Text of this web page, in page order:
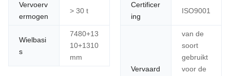
Vervoerv
ermogen
> 30 t
Certificer
ing
ISO9001
Wielbasi
s
7480+13
10+1310
mm
Vervaard
van de
soort
gebruikt
voor de